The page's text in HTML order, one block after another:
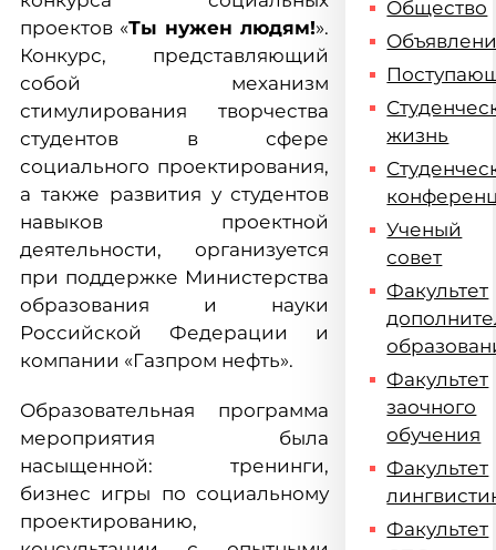
проектов «Ты нужен людям!».
Конкурс, представляющий
собой механизм
стимулирования творчества
студентов в сфере
социального проектирования,
а также развития у студентов
навыков проектной
деятельности, организуется
при поддержке Министерства
образования и науки
Российской Федерации и
компании «Газпром нефть».
Образовательная программа
мероприятия была
насыщенной: тренинги,
бизнес игры по социальному
проектированию,
Общество
жизнь
Ученый
совет
Факультет
Факультет
заочного
обучения
Факультет
Факультет